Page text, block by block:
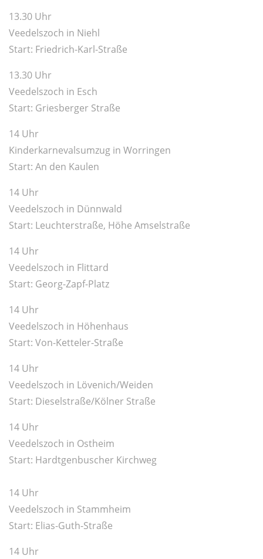
13.30 Uhr
Veedelszoch in Niehl
Start: Friedrich-Karl-Straße
13.30 Uhr
Veedelszoch in Esch
Start: Griesberger Straße
14 Uhr
Kinderkarnevalsumzug in Worringen
Start: An den Kaulen
14 Uhr
Veedelszoch in Dünnwald
Start: Leuchterstraße, Höhe Amselstraße
14 Uhr
Veedelszoch in Flittard
Start: Georg-Zapf-Platz
14 Uhr
Veedelszoch in Höhenhaus
Start: Von-Ketteler-Straße
14 Uhr
Veedelszoch in Lövenich/Weiden
Start: Dieselstraße/Kölner Straße
14 Uhr
Veedelszoch in Ostheim
Start: Hardtgenbuscher Kirchweg
14 Uhr
Veedelszoch in Stammheim
Start: Elias-Guth-Straße
14 Uhr